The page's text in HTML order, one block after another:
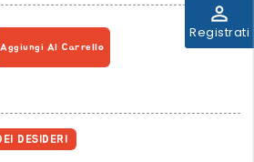
perm_identity
Registrati
Aggiungi Al Carrello
DESIDERI